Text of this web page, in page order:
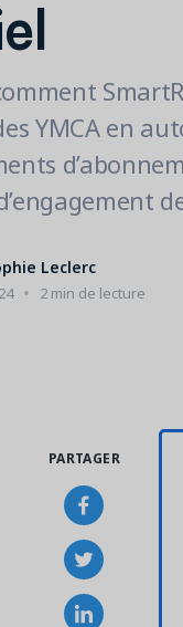
YMCA en
Leclerc
2 min de lecture
PARTAGER